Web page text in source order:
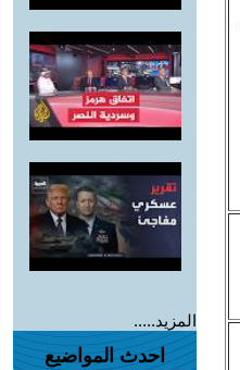
المزيد.....
احدث المواضيع